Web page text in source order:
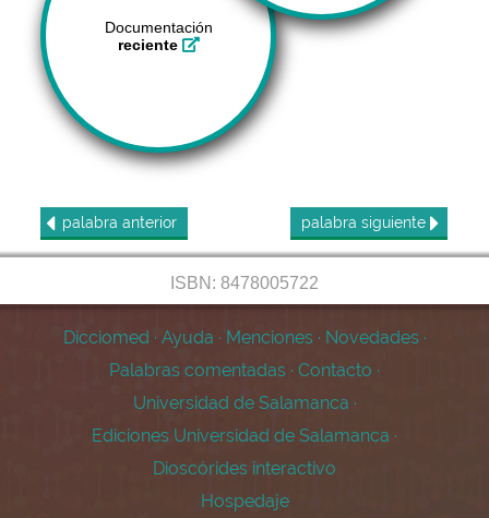
Documentación
reciente
palabra anterior palabra siguiente
ISBN: 8478005722
Dicciomed · Ayuda · Menciones · Novedades ·
Palabras comentadas · Contacto ·
Universidad de Salamanca ·
Ediciones Universidad de Salamanca ·
Dioscórides interactivo
Hospedaje